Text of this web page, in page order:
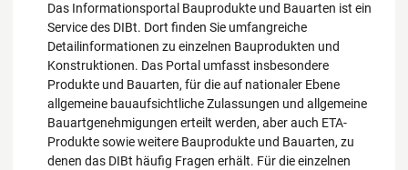
Das Informationsportal Bauprodukte und Bauarten ist ein
Service des DIBt. Dort finden Sie umfangreiche
Detailinformationen zu einzelnen Bauprodukten und
Konstruktionen. Das Portal umfasst insbesondere
Produkte und Bauarten, für die auf nationaler Ebene
allgemeine bauaufsichtliche Zulassungen und allgemeine
Bauartgenehmigungen erteilt werden, aber auch ETA-
Produkte sowie weitere Bauprodukte und Bauarten, zu
denen das DIBt häufig Fragen erhält. Für die einzelnen